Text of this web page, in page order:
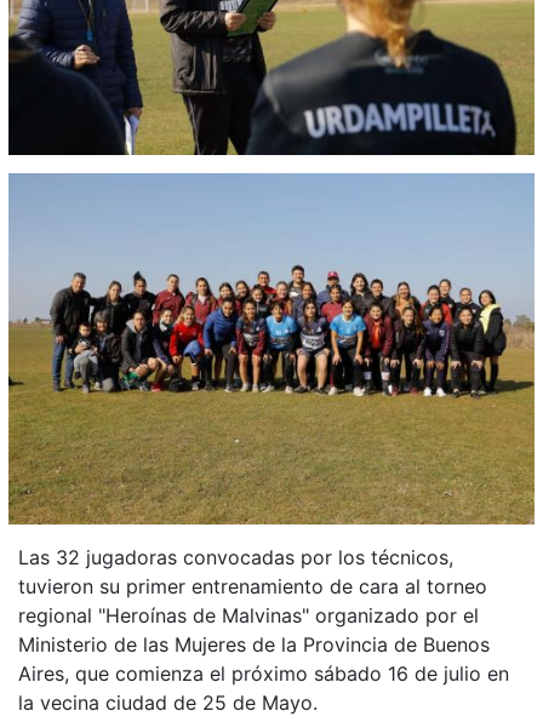
Las 32 jugadoras convocadas por los técnicos,
tuvieron su primer entrenamiento de cara al torneo
regional "Heroínas de Malvinas" organizado por el
Ministerio de las Mujeres de la Provincia de Buenos
Aires, que comienza el próximo sábado 16 de julio en
la vecina ciudad de 25 de Mayo.